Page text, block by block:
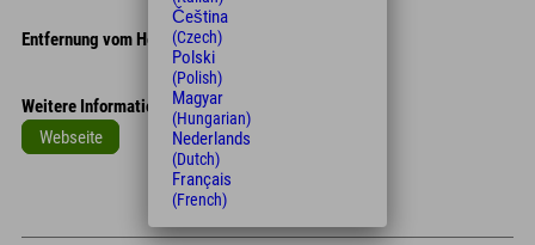
Entfernung vom Hotel
Weitere Informationen
Webseite
Čeština
(Czech)
Polski
(Polish)
Magyar
(Hungarian)
Nederlands
(Dutch)
Français
(French)